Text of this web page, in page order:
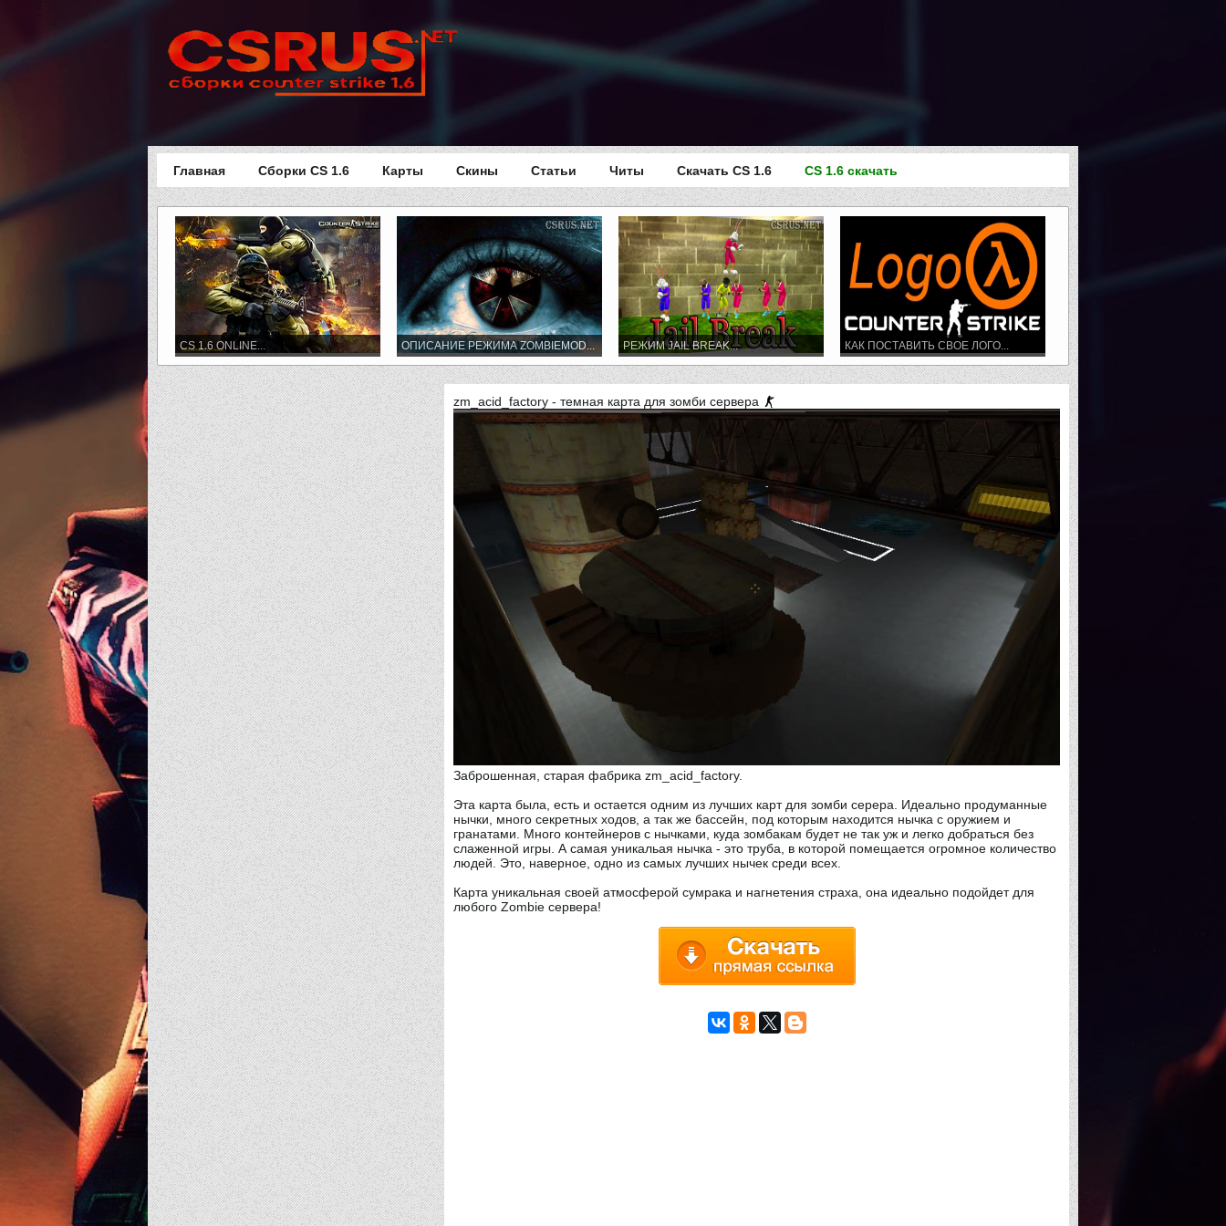
Главная Сборки CS 1.6 Карты Скины Статьи Читы Скачать CS 1.6 CS 1.6 скачать
CS 1.6 ONLINE... ОПИСАНИЕ РЕЖИМА ZOMBIEMOD... РЕЖИМ JAIL BREAK... КАК ПОСТАВИТЬ СВОЕ ЛОГО...
zm_acid_factory - темная карта для зомби сервера
Заброшенная, старая фабрика zm_acid_factory.
Эта карта была, есть и остается одним из лучших карт для зомби серера. Идеально продуманные
нычки, много секретных ходов, а так же бассейн, под которым находится нычка с оружием и
гранатами. Много контейнеров с нычками, куда зомбакам будет не так уж и легко добраться без
слаженной игры. А самая уникальая нычка - это труба, в которой помещается огромное количество
людей. Это, наверное, одно из самых лучших нычек среди всех.
Карта уникальная своей атмосферой сумрака и нагнетения страха, она идеально подойдет для
любого Zombie сервера!